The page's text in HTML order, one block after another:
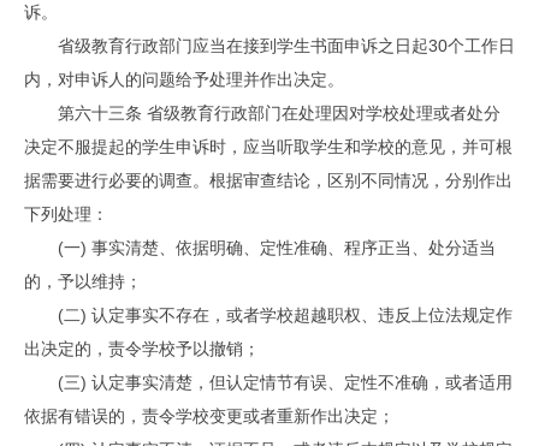
诉。
省级教育行政部门应当在接到学生书面申诉之日起30个工作日
内，对申诉人的问题给予处理并作出决定。
第六十三条 省级教育行政部门在处理因对学校处理或者处分
决定不服提起的学生申诉时，应当听取学生和学校的意见，并可根
据需要进行必要的调查。根据审查结论，区别不同情况，分别作出
下列处理：
(一) 事实清楚、依据明确、定性准确、程序正当、处分适当
的，予以维持；
(二) 认定事实不存在，或者学校超越职权、违反上位法规定作
出决定的，责令学校予以撤销；
(三) 认定事实清楚，但认定情节有误、定性不准确，或者适用
依据有错误的，责令学校变更或者重新作出决定；